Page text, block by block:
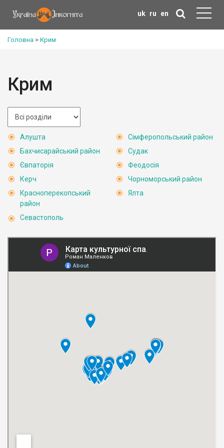
uk ru en
Головна > Крим
Крим
Алушта
Бахчисарайський район
Євпаторія
Керч
Красноперекопський
район
Севастополь
Сімферопольський район
Судак
Феодосія
Чорноморський район
Ялта